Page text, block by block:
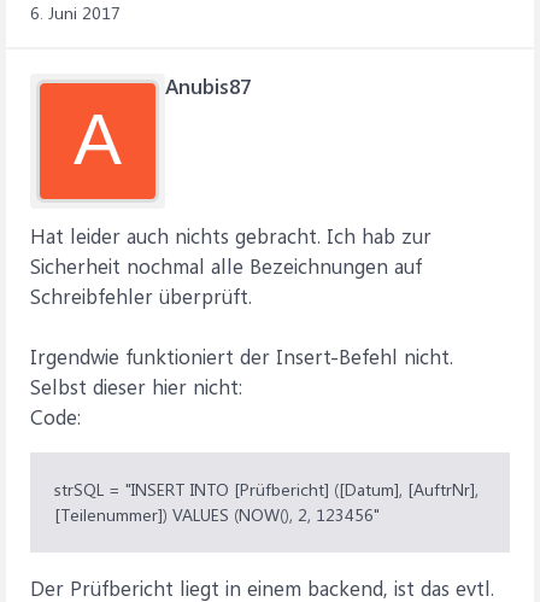
6. Juni 2017
A
Anubis87
Hat leider auch nichts gebracht. Ich hab zur
Sicherheit nochmal alle Bezeichnungen auf
Schreibfehler überprüft.
Irgendwie funktioniert der Insert-Befehl nicht.
Selbst dieser hier nicht:
Code:
strSQL = "INSERT INTO [Prüfbericht] ([Datum], [AuftrNr],
[Teilenummer]) VALUES (NOW(), 2, 123456"
Der Prüfbericht liegt in einem backend, ist das evtl.